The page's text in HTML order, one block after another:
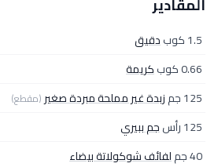
1.5 كوب
دقيق
0.66 كوب
كريمة
125 جم
زبدة غير مملحة مبردة صغير (مقطع)
125 رأس
جم ببيري
40 جم
لفائف شوكولاتة بيضاء